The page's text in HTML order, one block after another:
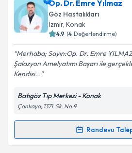
Op. Dr. Aziz Serkan Topaloğlu
talebi oluşturun. Size bu
için bir takvim hazırlandığında
bilgilendireceğiz.
E-posta Adresiniz
Kişisel verilerimin
Metni'ni okudum ve kişisel
Op. Dr. Emre Yılmaz
Göz Hastalıkları
İzmir, Konak
4.9 (4 Değerlendirme)
Merhaba; Sayın:Op. Dr. Emre
Şalazyon Amelyatımı Başarı ile
Kendisi...
Batıgöz Tıp Merkezi - Konak
Çankaya, 1371. Sk. No:9
Randevu
Randevu Takvimi Talebi